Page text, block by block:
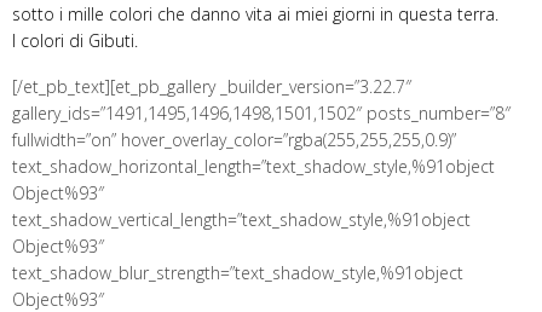
sotto i mille colori che danno vita ai miei giorni in questa terra.
I colori di Gibuti.
[/et_pb_text][et_pb_gallery _builder_version=”3.22.7″
gallery_ids=”1491,1495,1496,1498,1501,1502″ posts_number=”8″
fullwidth=”on” hover_overlay_color=”rgba(255,255,255,0.9)”
text_shadow_horizontal_length=”text_shadow_style,%91object
Object%93″
text_shadow_vertical_length=”text_shadow_style,%91object
Object%93″
text_shadow_blur_strength=”text_shadow_style,%91object
Object%93″